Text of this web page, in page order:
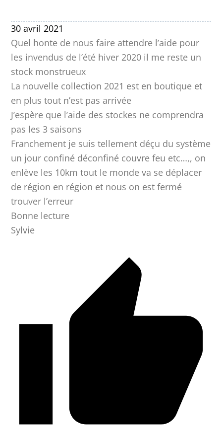
30 avril 2021
Quel honte de nous faire attendre l’aide pour
les invendus de l’été hiver 2020 il me reste un
stock monstrueux
La nouvelle collection 2021 est en boutique et
en plus tout n’est pas arrivée
J’espère que l’aide des stockes ne comprendra
pas les 3 saisons
Franchement je suis tellement déçu du système
un jour confiné déconfiné couvre feu etc…,, on
enlève les 10km tout le monde va se déplacer
de région en région et nous on est fermé
trouver l’erreur
Bonne lecture
Sylvie